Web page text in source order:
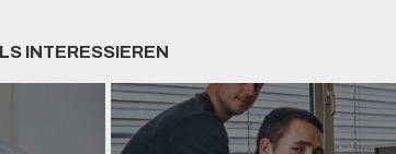
INTERESSIEREN